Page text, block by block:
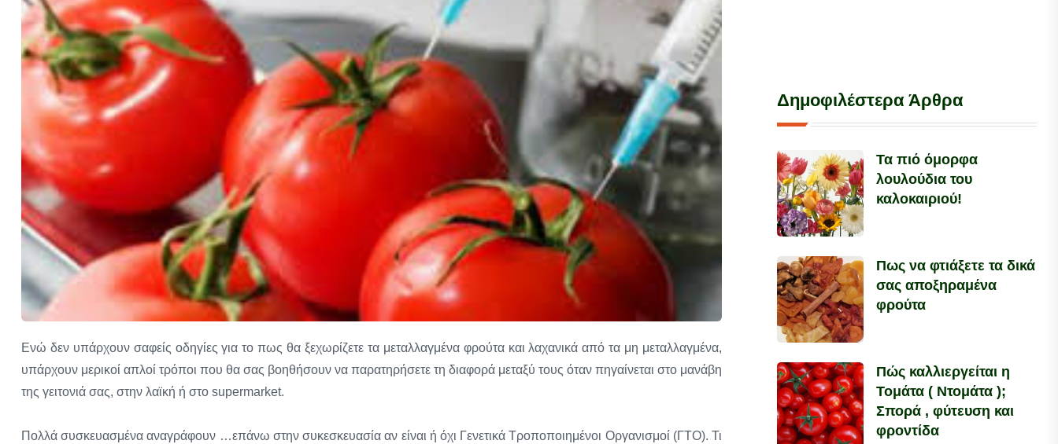
Ενώ δεν υπάρχουν σαφείς οδηγίες για το πως θα ξεχωρίζετε τα μεταλλαγμένα φρούτα και λαχανικά από τα μη μεταλλαγμένα,
υπάρχουν μερικοί απλοί τρόποι που θα σας βοηθήσουν να παρατηρήσετε τη διαφορά μεταξύ τους όταν πηγαίνεται στο μανάβη
της γειτονιά σας, στην λαϊκή ή στο supermarket.
Πολλά συσκευασμένα αναγράφουν …επάνω στην συκεσκευασία αν είναι ή όχι Γενετικά Τροποποιημένοι Οργανισμοί (ΓΤΟ). Τι
Δημοφιλέστερα Άρθρα
Τα πιό όμορφα
λουλούδια του
καλοκαιριού!
Πως να φτιάξετε τα δικά
σας αποξηραμένα
φρούτα
Πώς καλλιεργείται η
Τομάτα ( Ντομάτα );
Σπορά , φύτευση και
φροντίδα